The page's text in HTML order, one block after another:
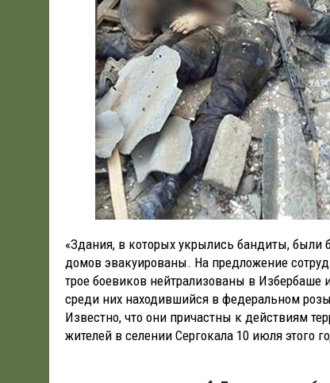
«Здания, в которых укрылись бандиты,
домов эвакуированы. На предложение
трое боевиков нейтрализованы в
среди них находившийся в федеральном
Известно, что они причастны к действиям
жителей в селении Сергокала 10 июля этого